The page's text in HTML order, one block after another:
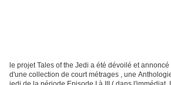
le projet Tales of the Jedi a été dévoilé et
d'une collection de court métrages , une